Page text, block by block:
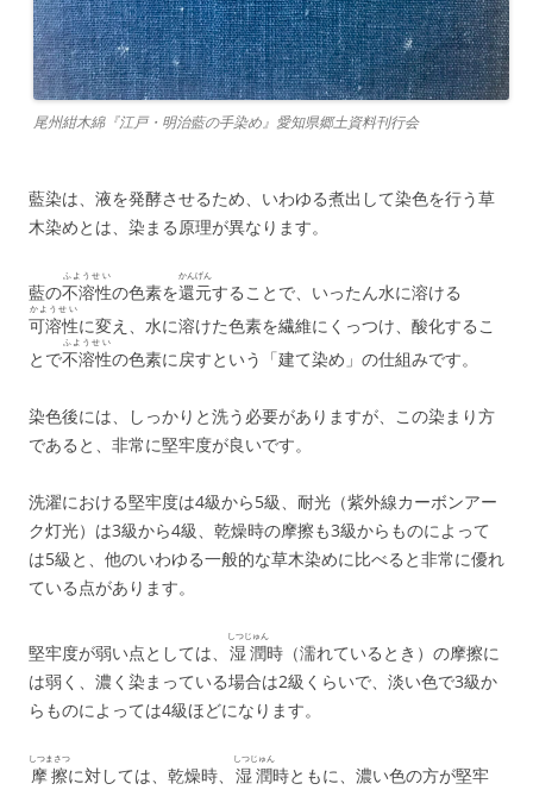
尾州紺木綿『江戸・明治藍の手染め』愛知県郷土資料刊行会
藍染は、液を発酵させるため、いわゆる煮出して染色を行う草
木染めとは、染まる原理が異なります。
藍の不溶性
ふようせい
の色素を還元
かんげん
することで、いったん水に溶ける
可溶性
かようせい
に変え、水に溶けた色素を繊維にくっつけ、酸化するこ
とで不溶性
ふようせい
の色素に戻すという「建て染め」の仕組みです。
染色後には、しっかりと洗う必要がありますが、この染まり方
であると、非常に堅牢度が良いです。
洗濯における堅牢度は4級から5級、耐光（紫外線カーボンアー
ク灯光）は3級から4級、乾燥時の摩擦も3級からものによって
は5級と、他のいわゆる一般的な草木染めに比べると非常に優れ
ている点があります。
堅牢度が弱い点としては、 湿潤
しつじゅん
時（濡れているとき）の摩擦に
は弱く、濃く染まっている場合は2級くらいで、淡い色で3級か
らものによっては4級ほどになります。
摩擦
しつまさつ
に対しては、乾燥時、 湿潤
しつじゅん
時ともに、濃い色の方が堅牢